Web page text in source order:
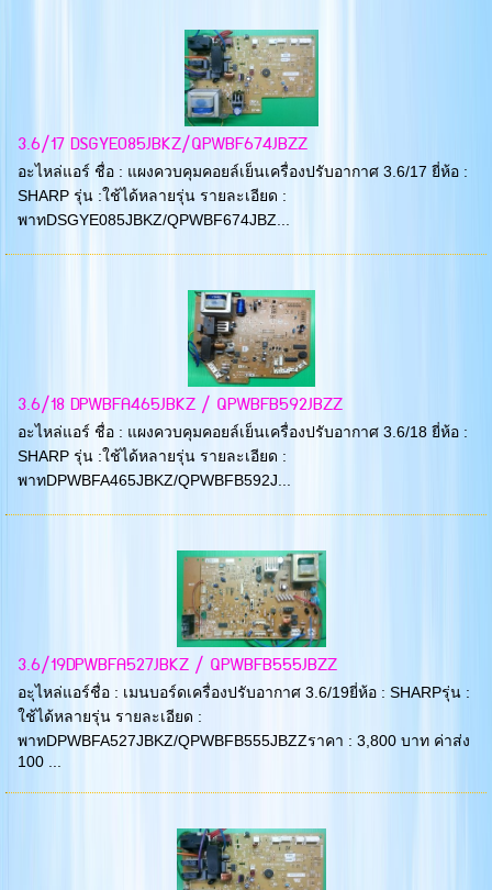
3.6/17 DSGYE085JBKZ/QPWBF674JBZZ
อะไหล่แอร์ ชื่อ : แผงควบคุมคอยล์เย็นเครื่องปรับอากาศ 3.6/17 ยี่ห้อ :
SHARP รุ่น :ใช้ได้หลายรุ่น รายละเอียด :
พาทDSGYE085JBKZ/QPWBF674JBZ...
3.6/18 DPWBFA465JBKZ / QPWBFB592JBZZ
อะไหล่แอร์ ชื่อ : แผงควบคุมคอยล์เย็นเครื่องปรับอากาศ 3.6/18 ยี่ห้อ :
SHARP รุ่น :ใช้ได้หลายรุ่น รายละเอียด :
พาทDPWBFA465JBKZ/QPWBFB592J...
3.6/19DPWBFA527JBKZ / QPWBFB555JBZZ
อะุไหล่แอร์ชื่อ : เมนบอร์ดเครื่องปรับอากาศ 3.6/19ยี่ห้อ : SHARPรุ่น :
ใช้ได้หลายรุ่น รายละเอียด :
พาทDPWBFA527JBKZ/QPWBFB555JBZZราคา : 3,800 บาท ค่าส่ง
100 ...